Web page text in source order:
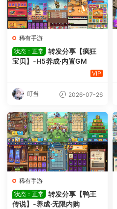
稀有手游
状态：正常
转发分享【疯狂
宝贝】-H5养成·内置GM
VIP
叮当 2026-07-26
稀有手游
状态：正常
转发分享【鸭王
传说】-养成·无限内购